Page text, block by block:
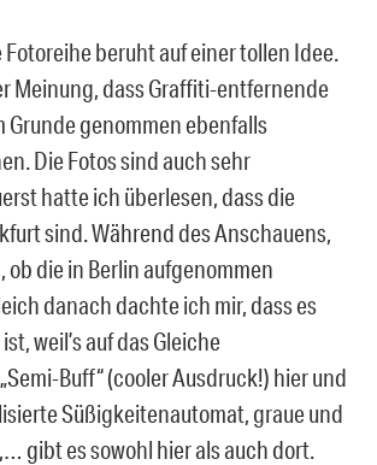
beruht auf einer tollen Idee.
Meinung, dass Graffiti-entfernende
Grunde genommen ebenfalls
Die Fotos sind auch sehr
hatte ich überlesen, dass die
sind. Während des Anschauens,
die in Berlin aufgenommen
danach dachte ich mir, dass es
weil’s auf das Gleiche
Buff“ (cooler Ausdruck!) hier und
Süßigkeitenautomat, graue und
gibt es sowohl hier als auch dort.